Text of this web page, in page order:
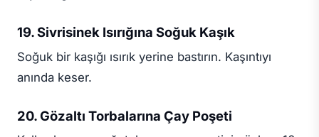
19. Sivrisinek Isırığına Soğuk Kaşık
Soğuk bir kaşığı ısırık yerine bastırın. Kaşıntıyı
anında keser.
20. Gözaltı Torbalarına Çay Poşeti